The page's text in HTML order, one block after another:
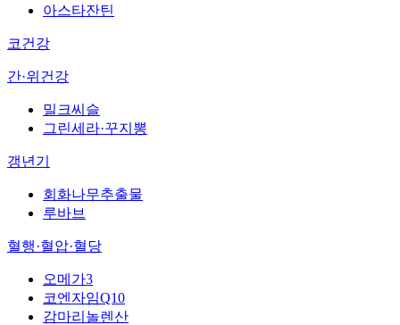
아스타잔틴
코건강
간·위건강
밀크씨슬
그린세라·꾸지뽕
갱년기
회화나무추출물
루바브
혈행·혈압·혈당
오메가3
코엔자임Q10
감마리놀렌산